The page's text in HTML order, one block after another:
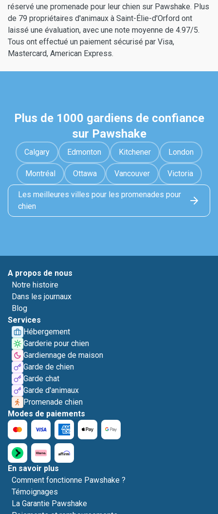
réservé une promenade pour leur chien sur Pawshake. Plus
de 79 propriétaires d'animaux à Saint-Élie-d'Orford ont
laissé une évaluation, avec une note moyenne de 4.97/5.
Tous ont effectué un paiement sécurisé par Visa,
Mastercard, American Express.
Plus de 1000 gardiens de confiance
sur Pawshake
Calgary Edmonton Kitchener London
Montréal Ottawa Vancouver Victoria
Les meilleures villes pour les promenades pour
chien
A propos de nous
Notre histoire
Dans les journaux
Blog
Services
Hébergement
Garderie pour chien
Gardiennage de maison
Garde de chien
Garde chat
Garde d'animaux
Promenade chien
Modes de paiements
En savoir plus
Comment fonctionne Pawshake ?
Témoignages
La Garantie Pawshake